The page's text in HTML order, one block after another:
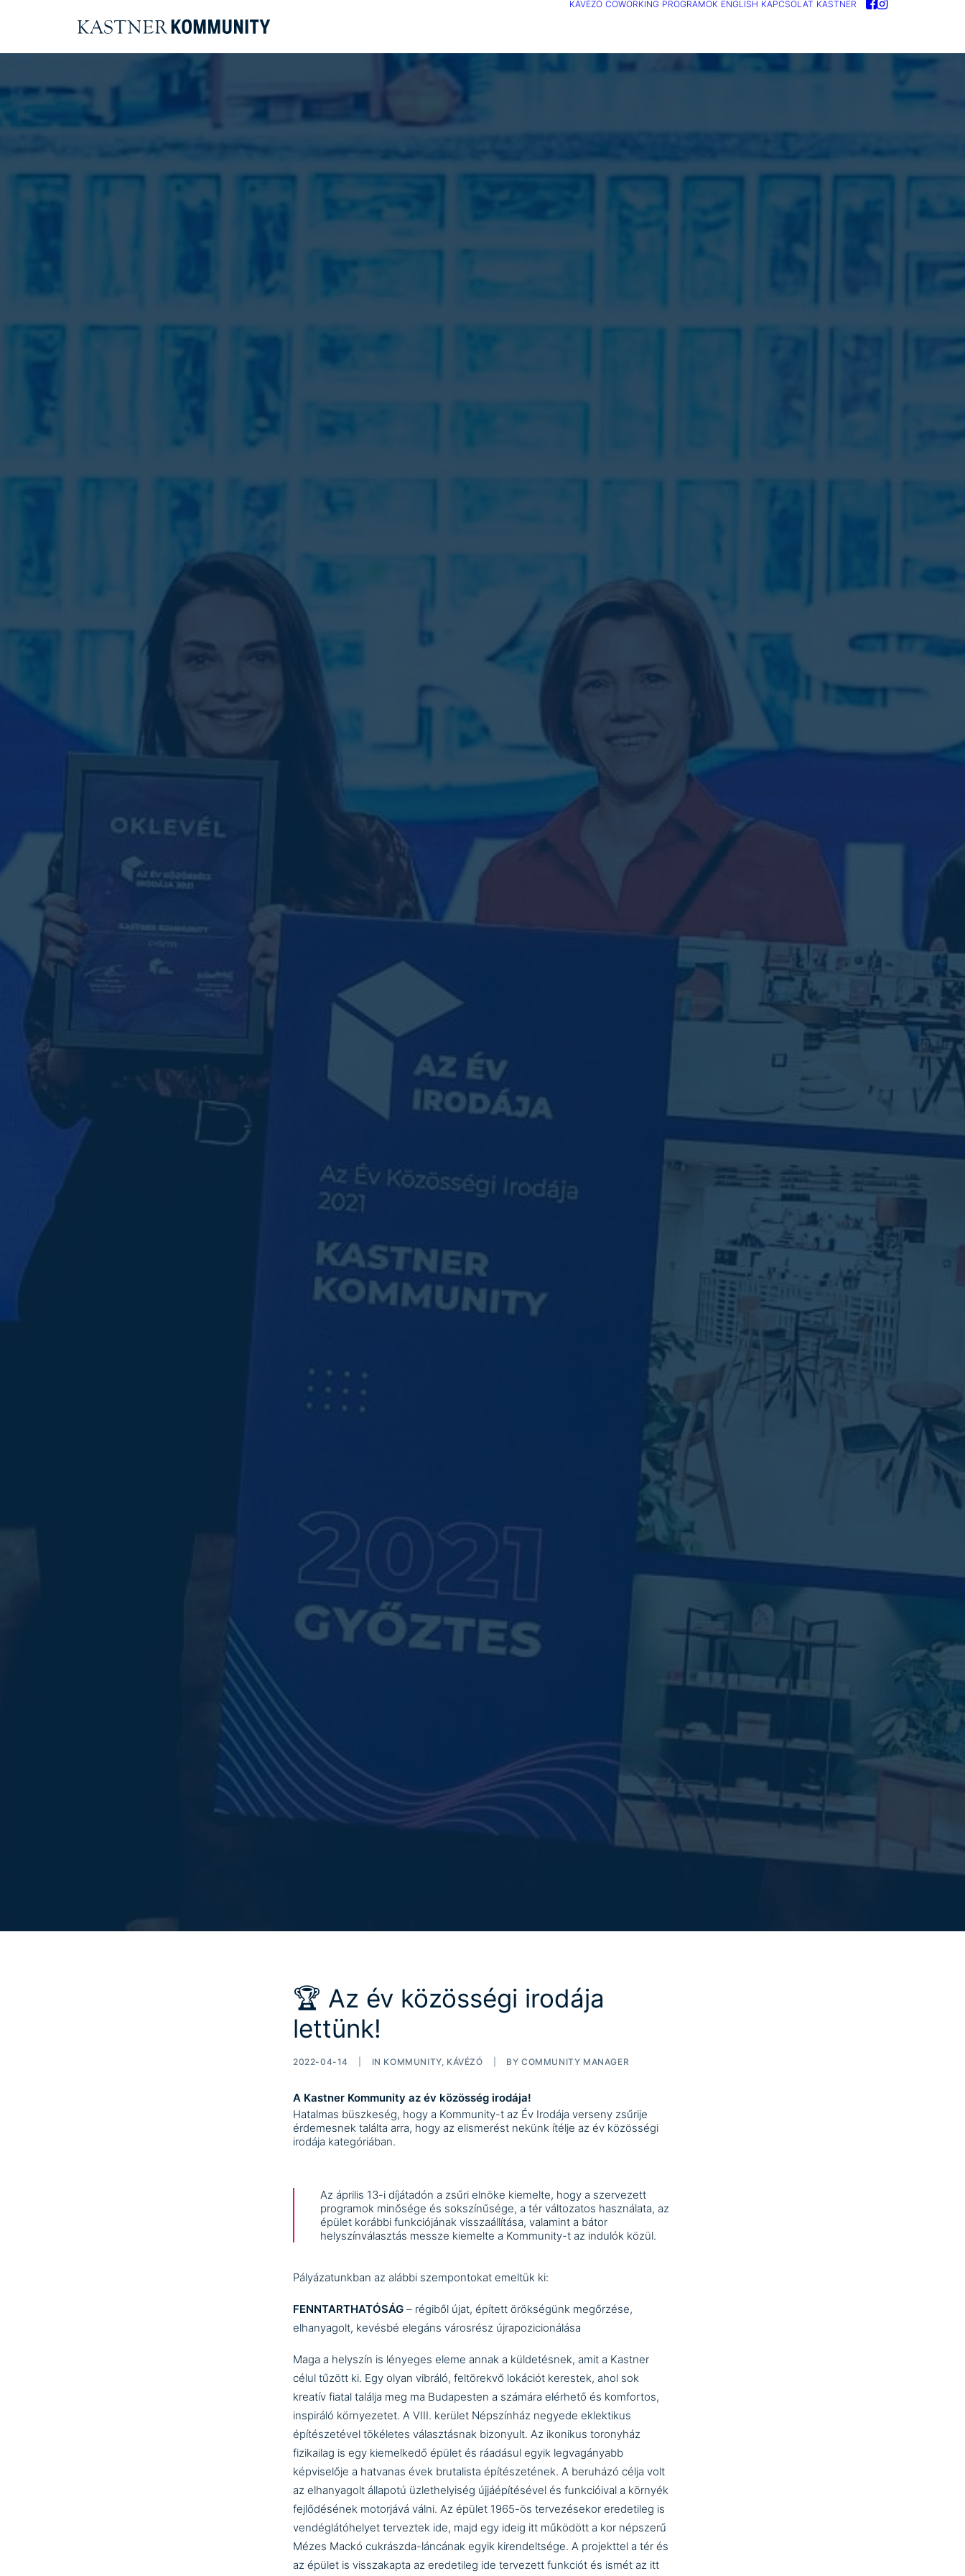
KÁVÉZÓ COWORKING PROGRAMOK ENGLISH KAPCSOLAT KASTNER
🏆 Az év közösségi irodája
lettünk!
2022-04-14 IN KOMMUNITY, KÁVÉZÓ BYCOMMUNITY MANAGER
A Kastner Kommunity az év közösség irodája!
Hatalmas büszkeség, hogy a Kommunity-t az Év Irodája verseny zsűrije
érdemesnek találta arra, hogy az elismerést nekünk ítélje az év közösségi
irodája kategóriában.
Az április 13-i díjátadón a zsűri elnöke kiemelte, hogy a szervezett
programok minősége és sokszínűsége, a tér változatos használata, az
épület korábbi funkciójának visszaállítása, valamint a bátor
helyszínválasztás messze kiemelte a Kommunity-t az indulók közül.
Pályázatunkban az alábbi szempontokat emeltük ki:
FENNTARTHATÓSÁG – régiből újat, épített örökségünk megőrzése,
elhanyagolt, kevésbé elegáns városrész újrapozicionálása
Maga a helyszín is lényeges eleme annak a küldetésnek, amit a Kastner
célul tűzött ki. Egy olyan vibráló, feltörekvő lokációt kerestek, ahol sok
kreatív fiatal találja meg ma Budapesten a számára elérhető és komfortos,
inspiráló környezetet. A VIII. kerület Népszínház negyede eklektikus
építészetével tökéletes választásnak bizonyult. Az ikonikus toronyház
fizikailag is egy kiemelkedő épület és ráadásul egyik legvagányabb
képviselője a hatvanas évek brutalista építészetének. A beruházó célja volt
az elhanyagolt állapotú üzlethelyiség újjáépítésével és funkcióival a környék
fejlődésének motorjává válni. Az épület 1965-ös tervezésekor eredetileg is
vendéglátóhelyet terveztek ide, majd egy ideig itt működött a kor népszerű
Mézes Mackó cukrászda-láncának egyik kirendeltsége. A projekttel a tér és
az épület is visszakapta az eredetileg ide tervezett funkciót és ismét az itt